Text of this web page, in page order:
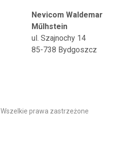
Nevicom Waldemar
Műlhstein
ul. Szajnochy 14
85-738 Bydgoszcz
Wszelkie prawa zastrzeżone